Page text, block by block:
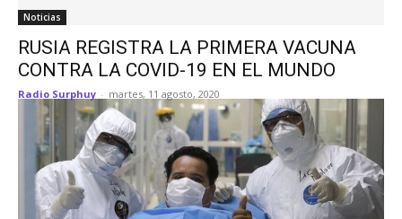
Noticias
RUSIA REGISTRA LA PRIMERA VACUNA
CONTRA LA COVID-19 EN EL MUNDO
Radio Surphuy - martes, 11 agosto, 2020